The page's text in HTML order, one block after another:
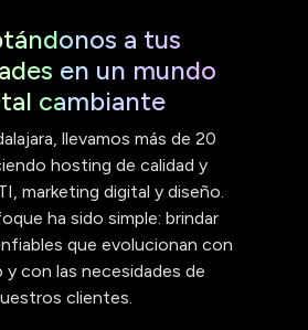
a tus
en un mundo
cambiante
llevamos más de 20
hosting de calidad y
marketing digital y diseño.
ha sido simple: brindar
que evolucionan con
y con las necesidades de
clientes.